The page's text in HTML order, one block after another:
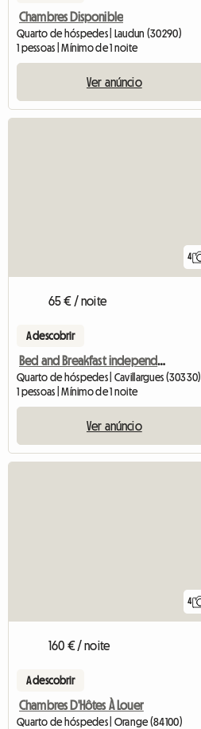
Chambres Disponible
Quarto de hóspedes | Laudun (30290)
1 pessoas | Mínimo de 1 noite
Ver anúncio
4
65 € / noite
A descobrir
Bed and Breakfast independente
Quarto de hóspedes | Cavillargues (30330)
1 pessoas | Mínimo de 1 noite
Ver anúncio
4
160 € / noite
A descobrir
Chambres D'Hôtes À Louer
Quarto de hóspedes | Orange (84100)